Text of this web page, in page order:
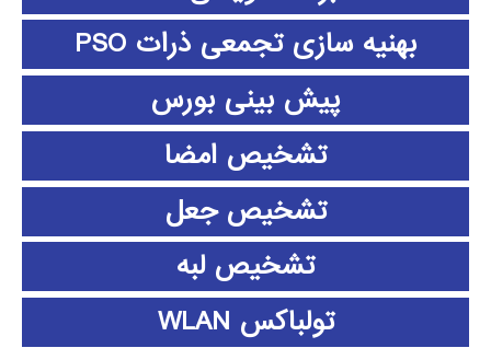
بهنیه سازی تجمعی ذرات PSO
پیش بینی بورس
تشخیص امضا
تشخیص جعل
تشخیص لبه
تولباکس WLAN